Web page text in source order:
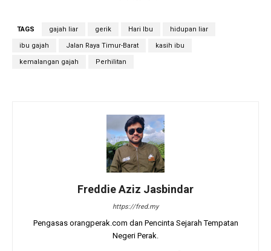
TAGS gajah liar gerik Hari Ibu hidupan liar
ibu gajah Jalan Raya Timur-Barat kasih ibu
kemalangan gajah Perhilitan
Freddie Aziz Jasbindar
https://fred.my
Pengasas orangperak.com dan Pencinta Sejarah Tempatan
Negeri Perak.